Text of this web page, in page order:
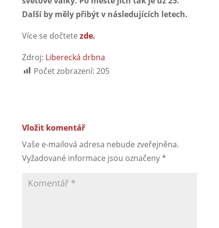
Další by měly přibýt v následujících letech.
Více se dočtete zde.
Zdroj: Liberecká drbna
Počet zobrazení: 205
Vložit komentář
Vaše e-mailová adresa nebude zveřejněna.
Vyžadované informace jsou označeny*